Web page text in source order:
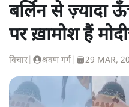
बर्लिन से ज़्यादा
पर ख़ामोश हैं
विचार श्रवण गर्ग 29 MAR,